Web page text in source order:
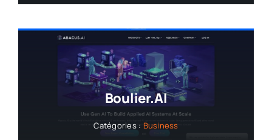
Boulier.AI
Catégories : Business